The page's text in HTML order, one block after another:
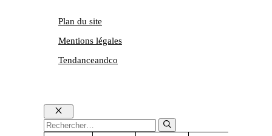
Tendanceandco
Plan du site
Mentions légales
Fermer
Rechercher :